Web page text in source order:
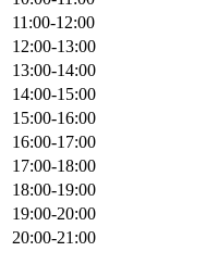
11:00-12:00
12:00-13:00
13:00-14:00
14:00-15:00
15:00-16:00
16:00-17:00
17:00-18:00
18:00-19:00
19:00-20:00
20:00-21:00